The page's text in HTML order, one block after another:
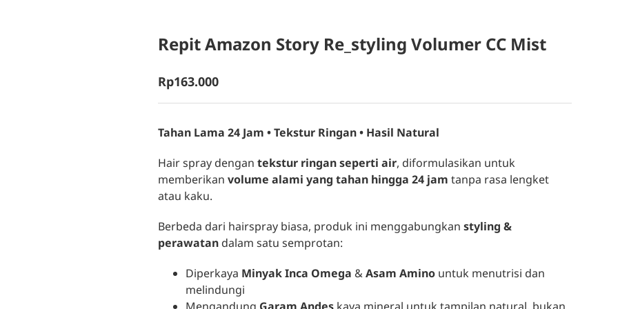
Repit Amazon Story Re_styling Volumer CC Mist
Rp163.000
Tahan Lama 24 Jam • Tekstur Ringan • Hasil Natural
Hair spray dengan tekstur ringan seperti air, diformulasikan untuk
memberikan volume alami yang tahan hingga 24 jam tanpa rasa lengket
atau kaku.
Berbeda dari hairspray biasa, produk ini menggabungkan styling &
perawatan dalam satu semprotan:
Diperkaya Minyak Inca Omega &Asam Amino untuk menutrisi dan
melindungi